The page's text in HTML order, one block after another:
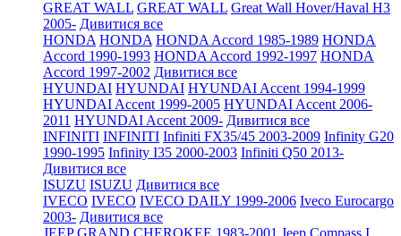
GREAT WALL GREAT WALL Great Wall Hover/Haval H3
2005- Дивитися все
HONDA HONDA HONDA Accord 1985-1989 HONDA
Accord 1990-1993 HONDA Accord 1992-1997 HONDA
Accord 1997-2002 Дивитися все
HYUNDAI HYUNDAI HYUNDAI Accent 1994-1999
HYUNDAI Accent 1999-2005 HYUNDAI Accent 2006-
2011 HYUNDAI Accent 2009- Дивитися все
INFINITI INFINITI Infiniti FX35/45 2003-2009 Infinity G20
1990-1995 Infinity I35 2000-2003 Infiniti Q50 2013-
Дивитися все
ISUZU ISUZU Дивитися все
IVECO IVECO IVECO DAILY 1999-2006 Iveco Eurocargo
2003- Дивитися все
JEEP GRAND CHEROKEE 1983-2001 Jeep Compass I